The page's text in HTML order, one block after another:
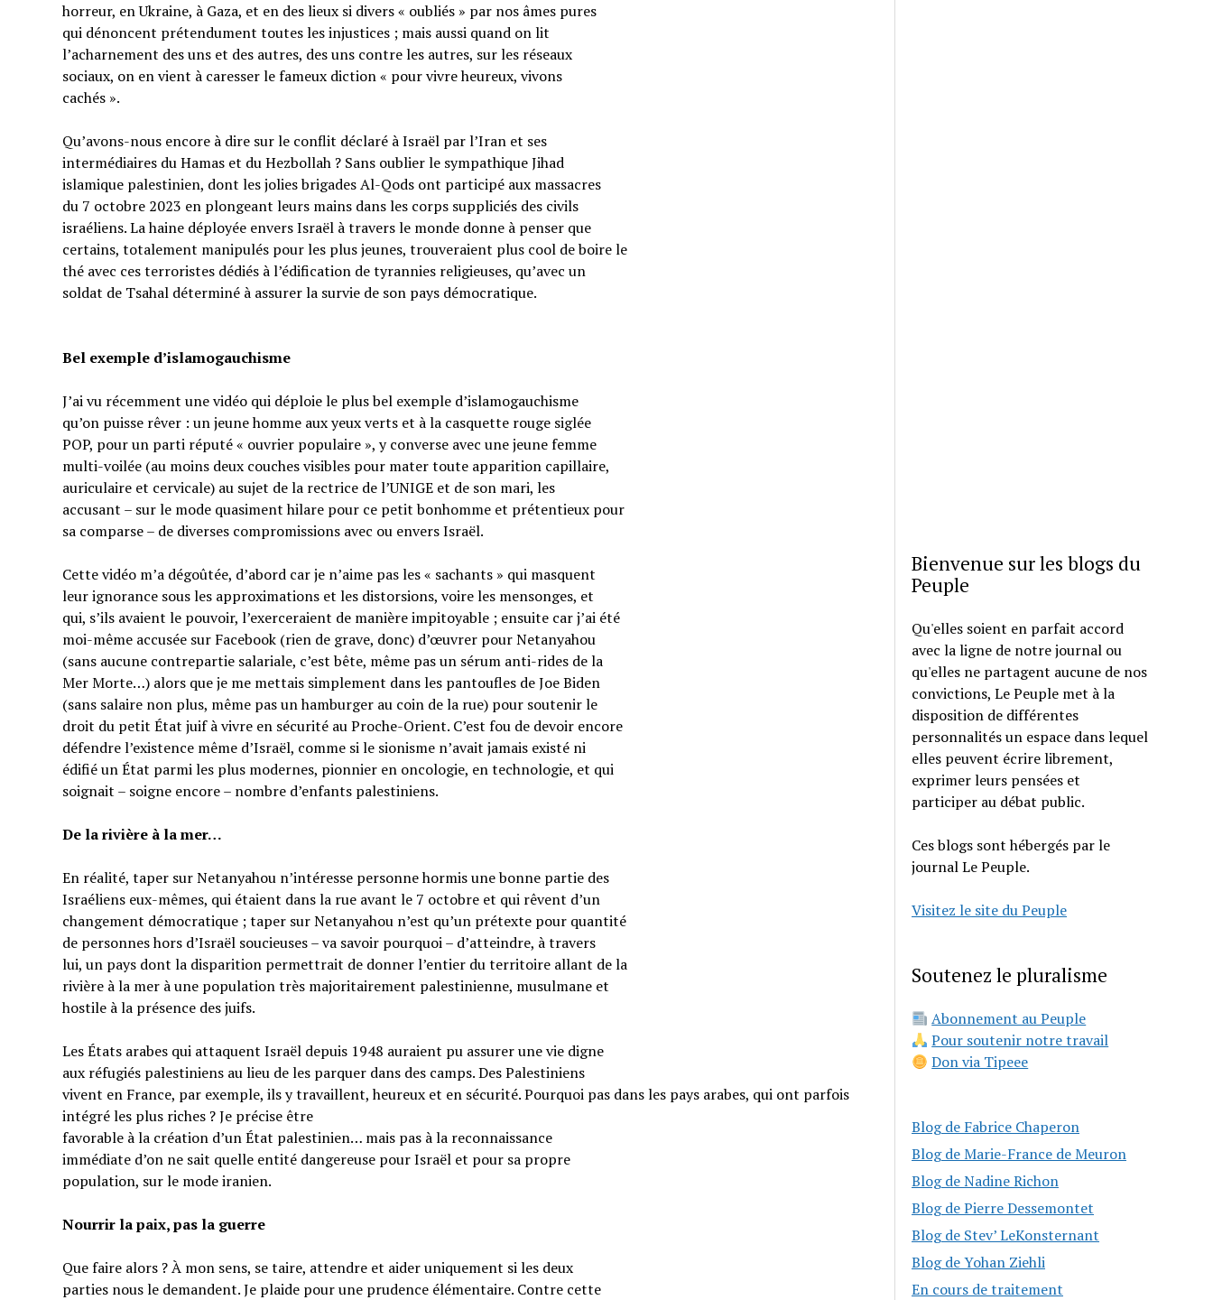
horreur, en Ukraine, à Gaza, et en des lieux si divers « oubliés » par nos âmes pures
qui dénoncent prétendument toutes les injustices ; mais aussi quand on lit
l’acharnement des uns et des autres, des uns contre les autres, sur les réseaux
sociaux, on en vient à caresser le fameux diction « pour vivre heureux, vivons
cachés ».
Qu’avons-nous encore à dire sur le conflit déclaré à Israël par l’Iran et ses
intermédiaires du Hamas et du Hezbollah ? Sans oublier le sympathique Jihad
islamique palestinien, dont les jolies brigades Al-Qods ont participé aux massacres
du 7 octobre 2023 en plongeant leurs mains dans les corps suppliciés des civils
israéliens. La haine déployée envers Israël à travers le monde donne à penser que
certains, totalement manipulés pour les plus jeunes, trouveraient plus cool de boire le
thé avec ces terroristes dédiés à l’édification de tyrannies religieuses, qu’avec un
soldat de Tsahal déterminé à assurer la survie de son pays démocratique.
Bel exemple d’islamogauchisme
J’ai vu récemment une vidéo qui déploie le plus bel exemple d’islamogauchisme
qu’on puisse rêver : un jeune homme aux yeux verts et à la casquette rouge siglée
POP, pour un parti réputé « ouvrier populaire », y converse avec une jeune femme
multi-voilée (au moins deux couches visibles pour mater toute apparition capillaire,
auriculaire et cervicale) au sujet de la rectrice de l’UNIGE et de son mari, les
accusant – sur le mode quasiment hilare pour ce petit bonhomme et prétentieux pour
sa comparse – de diverses compromissions avec ou envers Israël.
Cette vidéo m’a dégoûtée, d’abord car je n’aime pas les « sachants » qui masquent
leur ignorance sous les approximations et les distorsions, voire les mensonges, et
qui, s’ils avaient le pouvoir, l’exerceraient de manière impitoyable ; ensuite car j’ai été
moi-même accusée sur Facebook (rien de grave, donc) d’œuvrer pour Netanyahou
(sans aucune contrepartie salariale, c’est bête, même pas un sérum anti-rides de la
Mer Morte…) alors que je me mettais simplement dans les pantoufles de Joe Biden
(sans salaire non plus, même pas un hamburger au coin de la rue) pour soutenir le
droit du petit État juif à vivre en sécurité au Proche-Orient. C’est fou de devoir encore
défendre l’existence même d’Israël, comme si le sionisme n’avait jamais existé ni
édifié un État parmi les plus modernes, pionnier en oncologie, en technologie, et qui
soignait – soigne encore – nombre d’enfants palestiniens.
De la rivière à la mer…
En réalité, taper sur Netanyahou n’intéresse personne hormis une bonne partie des
Israéliens eux-mêmes, qui étaient dans la rue avant le 7 octobre et qui rêvent d’un
changement démocratique ; taper sur Netanyahou n’est qu’un prétexte pour quantité
de personnes hors d’Israël soucieuses – va savoir pourquoi – d’atteindre, à travers
lui, un pays dont la disparition permettrait de donner l’entier du territoire allant de la
rivière à la mer à une population très majoritairement palestinienne, musulmane et
hostile à la présence des juifs.
Les États arabes qui attaquent Israël depuis 1948 auraient pu assurer une vie digne
aux réfugiés palestiniens au lieu de les parquer dans des camps. Des Palestiniens
vivent en France, par exemple, ils y travaillent, heureux et en sécurité. Pourquoi pas dans les pays arabes, qui ont parfois
intégré les plus riches ? Je précise être
favorable à la création d’un État palestinien… mais pas à la reconnaissance
immédiate d’on ne sait quelle entité dangereuse pour Israël et pour sa propre
population, sur le mode iranien.
Nourrir la paix, pas la guerre
Que faire alors ? À mon sens, se taire, attendre et aider uniquement si les deux
parties nous le demandent. Je plaide pour une prudence élémentaire. Contre cette
Bienvenue sur les blogs du
Peuple
Qu'elles soient en parfait accord
avec la ligne de notre journal ou
qu'elles ne partagent aucune de nos
convictions, Le Peuple met à la
disposition de différentes
personnalités un espace dans lequel
elles peuvent écrire librement,
exprimer leurs pensées et
participer au débat public.
Ces blogs sont hébergés par le
journal Le Peuple.
Visitez le site du Peuple
Soutenez le pluralisme
Abonnement au Peuple
Pour soutenir notre travail
Don via Tipeee
Blog de Fabrice Chaperon
Blog de Marie-France de Meuron
Blog de Nadine Richon
Blog de Pierre Dessemontet
Blog de Stev’ LeKonsternant
Blog de Yohan Ziehli
En cours de traitement